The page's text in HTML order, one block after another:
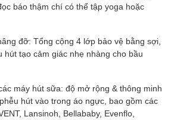
báo thậm chí có thể tập yoga hoặc
đỡ: Tổng cộng 4 lớp bảo vệ bằng sợi,
hút tạo cảm giác nhẹ nhàng cho bầu
máy hút sữa: độ mở rộng & thông minh
hút vào trong áo ngực, bao gồm các
Lansinoh, Bellababy, Evenflo,